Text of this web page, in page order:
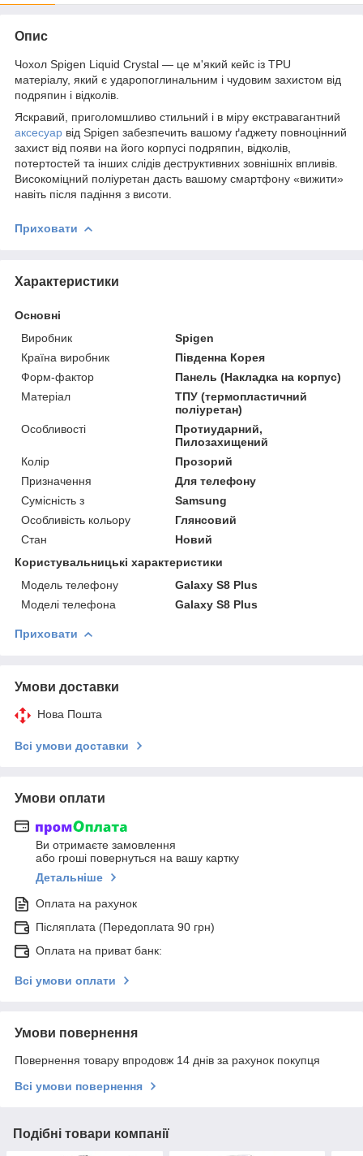
Опис
Чохол Spigen Liquid Crystal — це м'який кейс із TPU
матеріалу, який є ударопоглинальним і чудовим захистом від
подряпин і відколів.
Яскравий, приголомшливо стильний і в міру екстравагантний
аксесуар від Spigen забезпечить вашому ґаджету повноцінний
захист від появи на його корпусі подряпин, відколів,
потертостей та інших слідів деструктивних зовнішніх впливів.
Високоміцний поліуретан дасть вашому смартфону «вижити»
навіть після падіння з висоти.
Приховати
Характеристики
Основні
Виробник
Spigen
Країна виробник
Південна Корея
Форм-фактор
Панель (Накладка на корпус)
Матеріал
ТПУ (термопластичний
поліуретан)
Особливості
Протиударний,
Пилозахищений
Колір
Прозорий
Призначення
Для телефону
Сумісність з
Samsung
Особливість кольору
Глянсовий
Стан
Новий
Користувальницькі характеристики
Модель телефону
Galaxy S8 Plus
Моделі телефона
Galaxy S8 Plus
Приховати
Умови доставки
Нова Пошта
Всі умови доставки
Умови оплати
Ви отримаєте замовлення
або гроші повернуться на вашу картку
Детальніше
Оплата на рахунок
Післяплата (Передоплата 90 грн)
Оплата на приват банк:
Всі умови оплати
Умови повернення
Повернення товару впродовж 14 днів за рахунок покупця
Всі умови повернення
Подібні товари компанії